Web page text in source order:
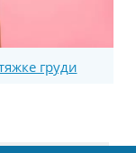
груди